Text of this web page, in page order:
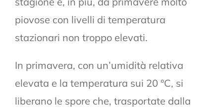
piovose con livelli di temperatura
stazionari non troppo elevati.
In primavera, con un’umidità relativa
elevata e la temperatura sui 20 °C, si
liberano le spore che, trasportate dalla